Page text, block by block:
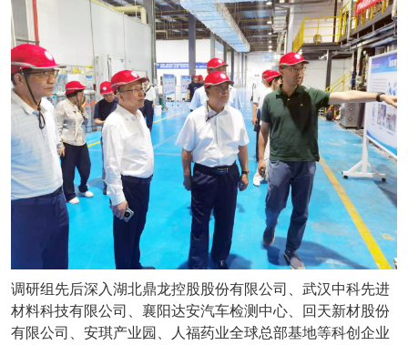
调研组先后深入湖北鼎龙控股股份有限公司、武汉中科先进
材料科技有限公司、襄阳达安汽车检测中心、回天新材股份
有限公司、安琪产业园、人福药业全球总部基地等科创企业